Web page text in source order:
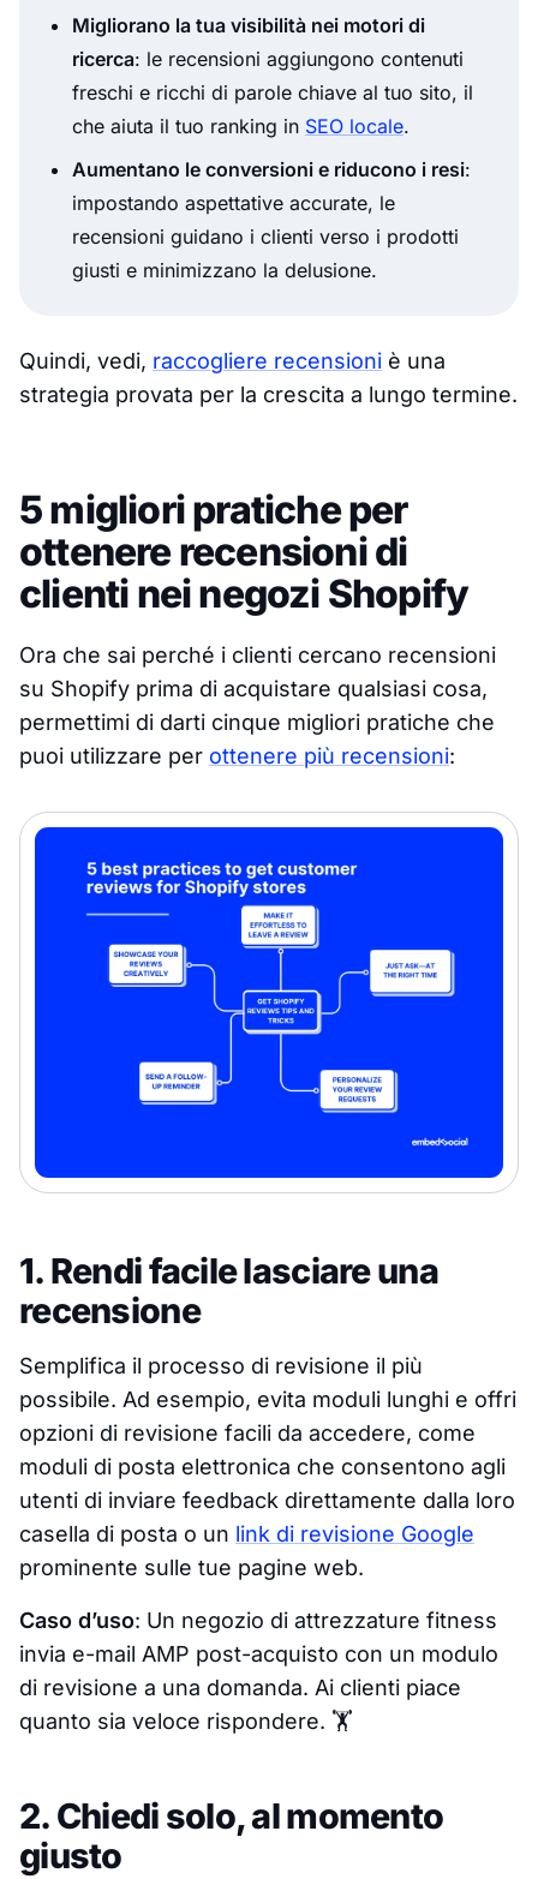
Migliorano la tua visibilità nei motori di
ricerca: le recensioni aggiungono contenuti
freschi e ricchi di parole chiave al tuo sito, il
che aiuta il tuo ranking in SEO locale.
Aumentano le conversioni e riducono i resi:
impostando aspettative accurate, le
recensioni guidano i clienti verso i prodotti
giusti e minimizzano la delusione.
Quindi, vedi, raccogliere recensioni è una
strategia provata per la crescita a lungo termine.
5 migliori pratiche per
ottenere recensioni di
clienti nei negozi Shopify
Ora che sai perché i clienti cercano recensioni
su Shopify prima di acquistare qualsiasi cosa,
permettimi di darti cinque migliori pratiche che
puoi utilizzare per ottenere più recensioni:
1. Rendi facile lasciare una
recensione
Semplifica il processo di revisione il più
possibile. Ad esempio, evita moduli lunghi e offri
opzioni di revisione facili da accedere, come
moduli di posta elettronica che consentono agli
utenti di inviare feedback direttamente dalla loro
casella di posta o un link di revisione Google
prominente sulle tue pagine web.
Caso d’uso: Un negozio di attrezzature fitness
invia e-mail AMP post-acquisto con un modulo
di revisione a una domanda. Ai clienti piace
quanto sia veloce rispondere. 🏋️
2. Chiedi solo, al momento
giusto